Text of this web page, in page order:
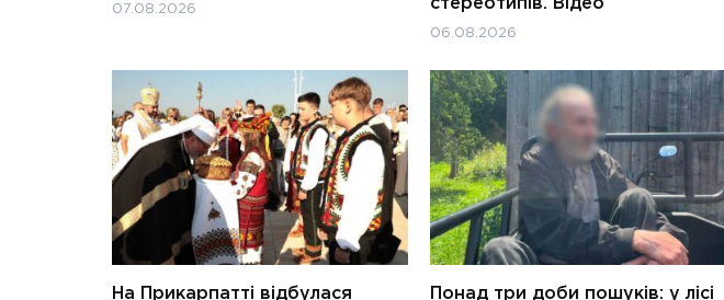
07.08.2026
стереотипів. Відео
06.08.2026
На Прикарпатті відбулася
Понад три доби пошуків: у лісі